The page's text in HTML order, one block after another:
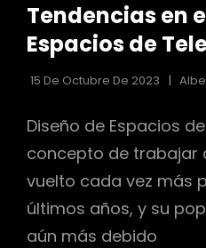
LAS
CATEGORÍAS
Tendencias en
Espacios de
15 De Octubre De 2023
Diseño de Espacios
concepto de trabajar
vuelto cada vez más
últimos años, y su
aún más debido